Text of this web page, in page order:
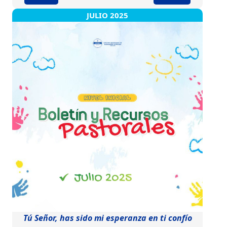
JULIO 2025
Tú Señor, has sido mi esperanza en ti confío